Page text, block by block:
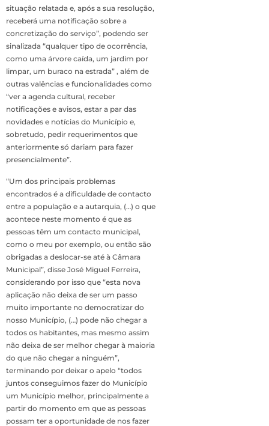
situação relatada e, após a sua resolução,
receberá uma notificação sobre a
concretização do serviço”, podendo ser
sinalizada “qualquer tipo de ocorrência,
como uma árvore caída, um jardim por
limpar, um buraco na estrada” , além de
outras valências e funcionalidades como
“ver a agenda cultural, receber
notificações e avisos, estar a par das
novidades e notícias do Município e,
sobretudo, pedir requerimentos que
anteriormente só dariam para fazer
presencialmente”.
“Um dos principais problemas
encontrados é a dificuldade de contacto
entre a população e a autarquia, (…) o que
acontece neste momento é que as
pessoas têm um contacto municipal,
como o meu por exemplo, ou então são
obrigadas a deslocar-se até à Câmara
Municipal”, disse José Miguel Ferreira,
considerando por isso que “esta nova
aplicação não deixa de ser um passo
muito importante no democratizar do
nosso Município, (…) pode não chegar a
todos os habitantes, mas mesmo assim
não deixa de ser melhor chegar à maioria
do que não chegar a ninguém”,
terminando por deixar o apelo “todos
juntos conseguimos fazer do Município
um Município melhor, principalmente a
partir do momento em que as pessoas
possam ter a oportunidade de nos fazer